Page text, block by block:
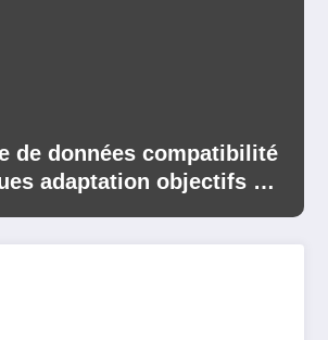
de données compatibilité
adaptation objectifs à